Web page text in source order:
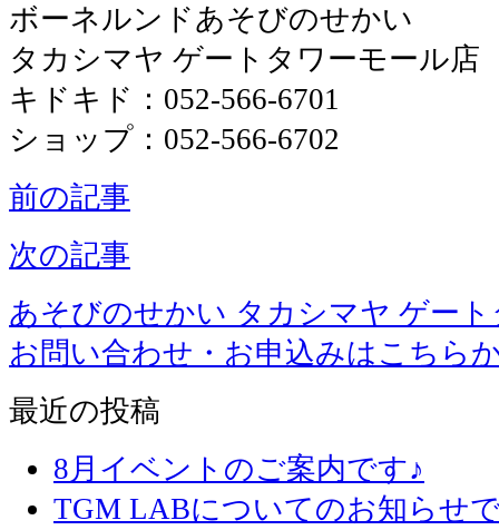
ボーネルンドあそびのせかい
タカシマヤ ゲートタワーモール店
キドキド：052-566-6701
ショップ：052-566-6702
前の記事
次の記事
あそびのせかい タカシマヤ ゲー
お問い合わせ・お申込みはこちら
最近の投稿
8月イベントのご案内です♪
TGM LABについてのお知らせ